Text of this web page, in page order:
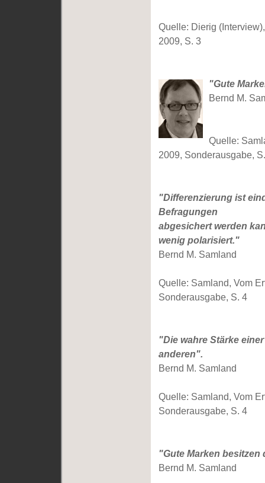
Quelle: Dierig
2009, S. 3
"Gute
Bernd M.
Quelle:
2009, Sonderausgabe,
"Differenzierung ist
Befragungen
abgesichert werden
wenig polarisiert."
Bernd M. Samland
Quelle: Samland, Vom
Sonderausgabe, S. 4
"Die wahre Stärke
anderen".
Bernd M. Samland
Quelle: Samland, Vom
Sonderausgabe, S. 4
"Gute Marken besitzen
Bernd M. Samland